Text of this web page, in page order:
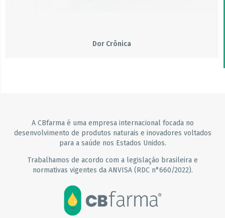
Dor Crônica
A CBfarma é uma empresa internacional focada no
desenvolvimento de produtos naturais e inovadores voltados
para a saúde nos Estados Unidos.
Trabalhamos de acordo com a legislação brasileira e
normativas vigentes da ANVISA (RDC n°660/2022).